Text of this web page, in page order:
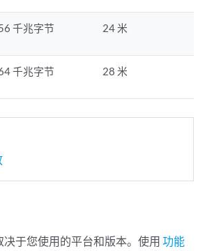
千兆字节 24 米
千兆字节 28 米
于您使用的平台和版本。使用 功能